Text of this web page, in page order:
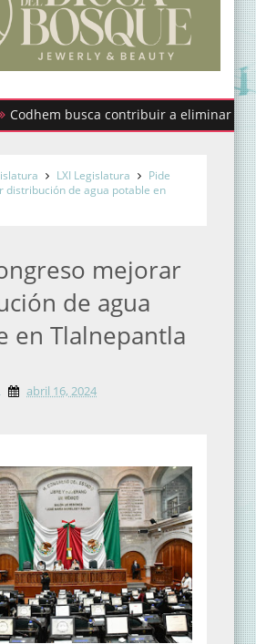
busca contribuir a eliminar los
LXI Legislatura
Pide
distribución de agua potable en
mejorar
de agua
en Tlalnepantla
abril 16, 2024